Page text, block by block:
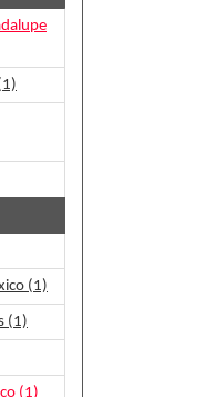
(1)
(1)
(1)